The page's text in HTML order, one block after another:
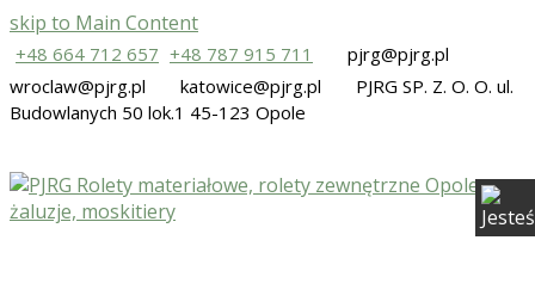
skip to Main Content
+48 664 712 657 +48 787 915 711
pjrg@pjrg.pl
wroclaw@pjrg.pl
katowice@pjrg.pl
PJRG SP. Z. O. O. ul.
Budowlanych 50 lok.1 45-123 Opole